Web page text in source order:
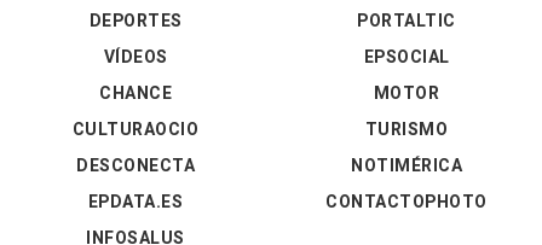
DEPORTES
VÍDEOS
PORTALTIC
EPSOCIAL
CHANCE
CULTURAOCIO
DESCONECTA
EPDATA.ES
INFOSALUS
MOTOR
TURISMO
NOTIMÉRICA
CONTACTOPHOTO